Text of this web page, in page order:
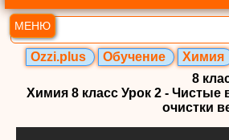
МЕНЮ
Ozzi.plus Обучение Химия
8
Химия 8 класс Урок 2 -
очистки